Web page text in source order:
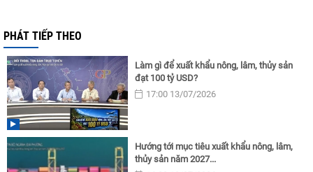
PHÁT TIẾP THEO
Làm gì để xuất khẩu nông, lâm, thủy sản
đạt 100 tỷ USD?
17:00 13/07/2026
Hướng tới mục tiêu xuất khẩu nông, lâm,
thủy sản năm 2027...